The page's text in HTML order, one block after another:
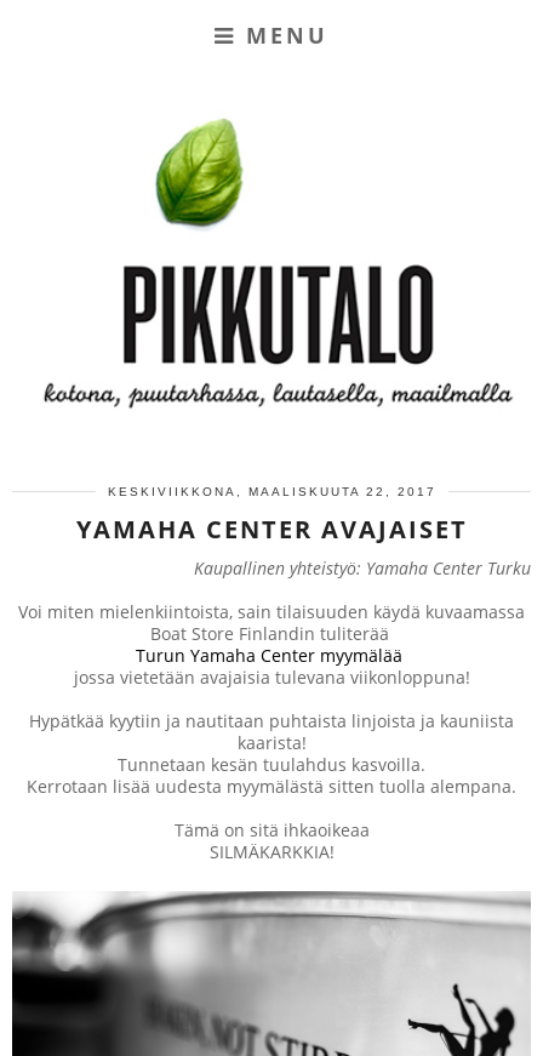
MENU
KESKIVIIKKONA, MAALISKUUTA 22, 2017
YAMAHA CENTER AVAJAISET
Kaupallinen yhteistyö: Yamaha Center Turku
Voi miten mielenkiintoista, sain tilaisuuden käydä kuvaamassa
Boat Store Finlandin tuliterää
Turun Yamaha Center myymälää
jossa vietetään avajaisia tulevana viikonloppuna!
Hypätkää kyytiin ja nautitaan puhtaista linjoista ja kauniista
kaarista!
Tunnetaan kesän tuulahdus kasvoilla.
Kerrotaan lisää uudesta myymälästä sitten tuolla alempana.
Tämä on sitä ihkaoikeaa
SILMÄKARKKIA!